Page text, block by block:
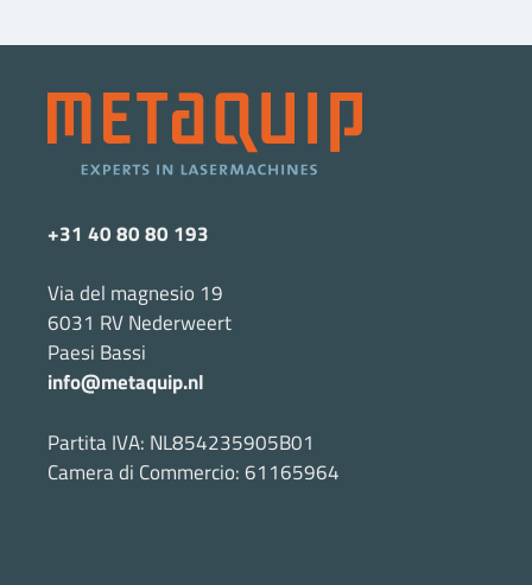
+31 40 80 80 193
Via del magnesio 19
6031 RV Nederweert
Paesi Bassi
info@metaquip.nl
Partita IVA: NL854235905B01
Camera di Commercio: 61165964